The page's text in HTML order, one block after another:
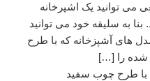
می توانید یک اشپرخانه
به سلیقه خود می توانید
های آشپزخانه که با طرح
شده را […]
با طرح چوب سفید